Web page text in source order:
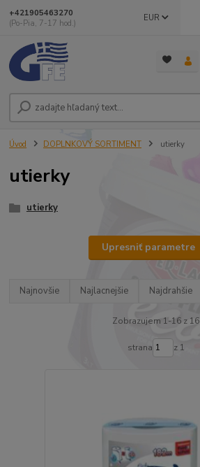
EUR
+421905463270
(Po-Pia, 7-17 hod.)
Úvod DOPLNKOVÝ SORTIMENT utierky
utierky
utierky
Upresniť parametre
Najnovšie Najlacnejšie Najdrahšie
Zobrazujem 1-16 z 16
strana z 1